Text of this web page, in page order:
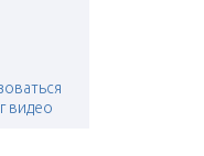
видео